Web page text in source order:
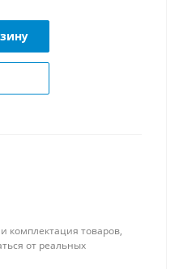
комплектация товаров,
от реальных